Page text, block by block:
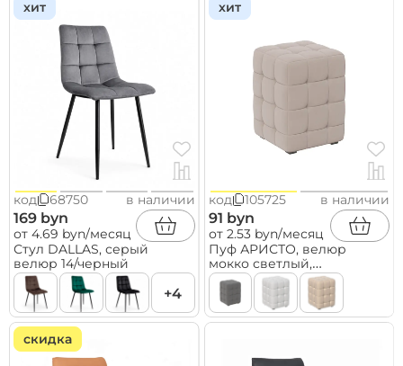
хит
код 68750 в наличии
169 byn
от 4.69 byn/месяц
Стул DALLAS, серый
велюр 14/черный
+4
хит
код 105725 в наличии
91 byn
от 2.53 byn/месяц
Пуф АРИСТО, велюр
мокко светлый,
300х300х400
скидка